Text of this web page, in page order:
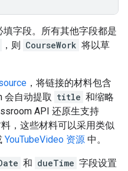
填字段。所有其他字段都是
，则 CourseWork 将以草
，将链接的材料包含
会自动提取 title 和缩略
API 还原生支持
，这些材料可以采用类似
YouTubeVideo 资源 中。
和 dueTime 字段设置